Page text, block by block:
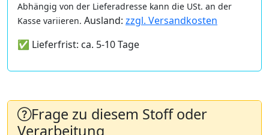
Abhängig von der Lieferadresse kann die USt. an der
Kasse variieren. Ausland: zzgl. Versandkosten
✅ Lieferfrist: ca. 5-10 Tage
Frage zu diesem Stoff oder
Verarbeitung